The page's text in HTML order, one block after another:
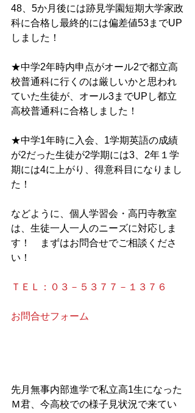
48、5か月後には跡見学園短期大学家政
科に合格し最終的には偏差値53までUP
しました！
★中学2年時内申点がオール2で都立高
校普通科に行くのは厳しいかと思われ
ていた生徒が、オール3までUPし都立
高校普通科に合格しました！
★中学1年時に入会、1学期英語の成績
が2だった生徒が2学期には3、2年１学
期には4に上がり、得意科目になりまし
た！
などように、個人学習会・高円寺教室
は、生徒一人一人のニーズに対応しま
す！　まずはお問合せでご相談くださ
い！
ＴＥＬ：０３－５３７７－１３７６
お問合せフォーム
先月無事内部進学で私立高1生になった
Ｍ君、今高校での様子見状況で来てい